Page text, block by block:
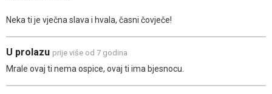
Neka ti je vječna slava i hvala, časni čovječe!
U prolazu prije više od 7 godina
Mrale ovaj ti nema ospice, ovaj ti ima bjesnocu.